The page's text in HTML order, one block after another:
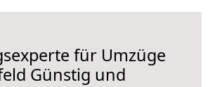
für Umzüge
Günstig und